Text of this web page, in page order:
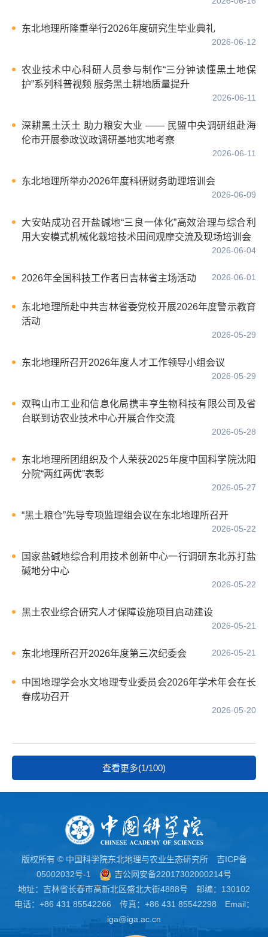
东北地理所隆重举行2026年度研究生毕业典礼
2026-06-12
农业技术中心科研人员参与制作“三分钟读懂黑土地保
护”系列科普视频 服务黑土耕地质量提升
2026-06-11
深耕黑土沃土 助力粮安大业 —— 民盟中央调研组赴海
伦市开展参政议政调研基地实地考察
2026-06-11
东北地理所举办2026年度科研财务助理培训会
2026-06-09
大安站成功召开盐碱地“三良一体化”高效治理与综合利
用大安模式机械化栽培技术田间观摩交流及现场培训会
2026-06-04
2026年全国科技工作者日吉林省主场活动 2026-06-01
东北地理所赴中共吉林省委党校开展2026年度警示教育
活动
2026-05-29
东北地理所召开2026年度人才工作领导小组会议
2026-05-29
双鸭山市工业和信息化局携丰亨生物科技有限公司及省
台联到访农业技术中心开展合作交流
2026-05-28
东北地理所团组织及个人荣获2025年度中国科学院沈阳
分院“两红两优”表彰
2026-05-27
“黑土粮仓”先导专项监理组会议在东北地理所召开
2026-05-22
国家盐碱地综合利用技术创新中心一行调研东北苏打盐
碱地分中心
2026-05-22
黑土农业综合研究人才保障设施项目启动建设
2026-05-21
东北地理所召开2026年度第三次纪委会 2026-05-21
中国地理学会水文地理专业委员会2026年学术年会在长
春成功召开
2026-05-20
查看更多(1/100)
版权所有 © 中国科学院东北地理与农业生态研究所 吉ICP备
05002032号-1
吉公网安备22017302000214号
地址：吉林省长春市高新北区盛北大街4888号 邮编：130102
电话：+86 431 85542266 传真：+86 431 85542298 Email：
iga@iga.ac.cn